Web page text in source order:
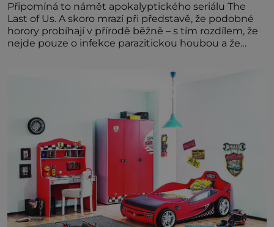
Připomíná to námět apokalyptického seriálu The
Last of Us. A skoro mrazí při představě, že podobné
horory probíhají v přírodě běžně – s tím rozdílem, že
nejde pouze o infekce parazitickou houbou a že
zombie není nic nemožného ani v naší přírodě.